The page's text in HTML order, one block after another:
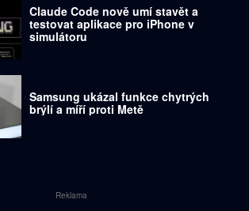
Claude Code nově umí stavět a
testovat aplikace pro iPhone v
simulátoru
Samsung ukázal funkce chytrých
brýlí a míří proti Metě
Reklama